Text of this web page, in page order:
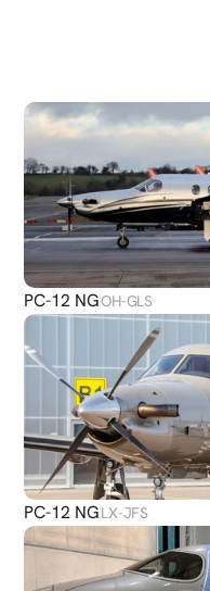
PLUS
PC-12 NGOH-GLS
PC-12 NGLX-JFS